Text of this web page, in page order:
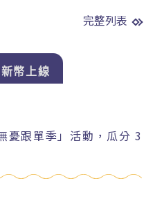
完整列表
新幣上線
憂跟單季」活動，瓜分 3